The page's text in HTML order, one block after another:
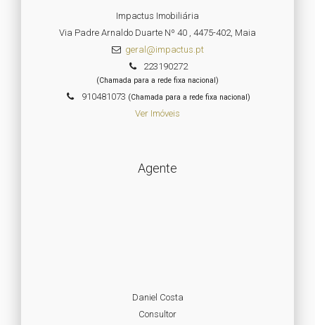
Impactus Imobiliária
Via Padre Arnaldo Duarte Nº 40 , 4475-402, Maia
geral@impactus.pt
223190272
(Chamada para a rede fixa nacional)
910481073 (Chamada para a rede fixa nacional)
Ver Imóveis
Agente
Daniel Costa
Consultor